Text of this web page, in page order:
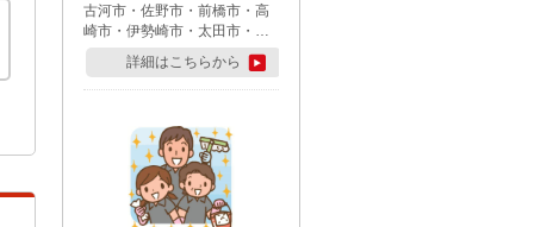
古河市・佐野市・前橋市・高
崎市・伊勢崎市・太田市・館
林市・藤岡市・大泉町・さい
たま市北区・川越市・熊谷
市・行田市・秩父市・所沢
市・鶴ケ島市・千葉市中央
区・市川市・松戸市・習志野
市・柏市・流山市・八千代
市・足立区・江戸川区・八王
子市・町田市
詳細はこちらから